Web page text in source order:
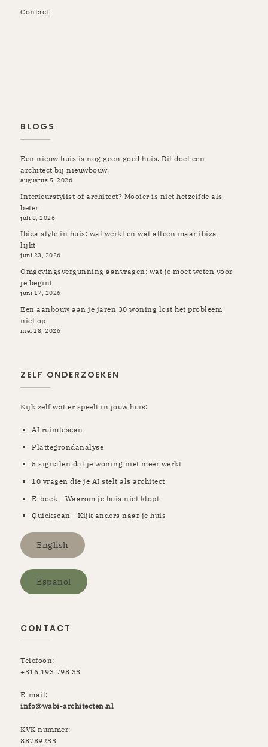
Contact
BLOGS
Een nieuw huis is nog geen goed huis. Dit doet een
architect bij nieuwbouw.
augustus 5, 2026
Interieurstylist of architect? Mooier is niet hetzelfde als
beter
juli 8, 2026
Ibiza style in huis: wat werkt en wat alleen maar ibiza
lijkt
juni 23, 2026
Omgevingsvergunning aanvragen: wat je moet weten voor
je begint
juni 17, 2026
Een aanbouw aan je jaren 30 woning lost het probleem
niet op
mei 18, 2026
ZELF ONDERZOEKEN
Kijk zelf wat er speelt in jouw huis:
AI ruimtescan
Plattegrondanalyse
5 signalen dat je woning niet meer werkt
10 vragen die je AI stelt als architect
E-boek - Waarom je huis niet klopt
Quickscan - Kijk anders naar je huis
English
Espanol
CONTACT
Telefoon:
+316 193 798 33
E-mail:
info@wabi-architecten.nl
KVK nummer:
88789233